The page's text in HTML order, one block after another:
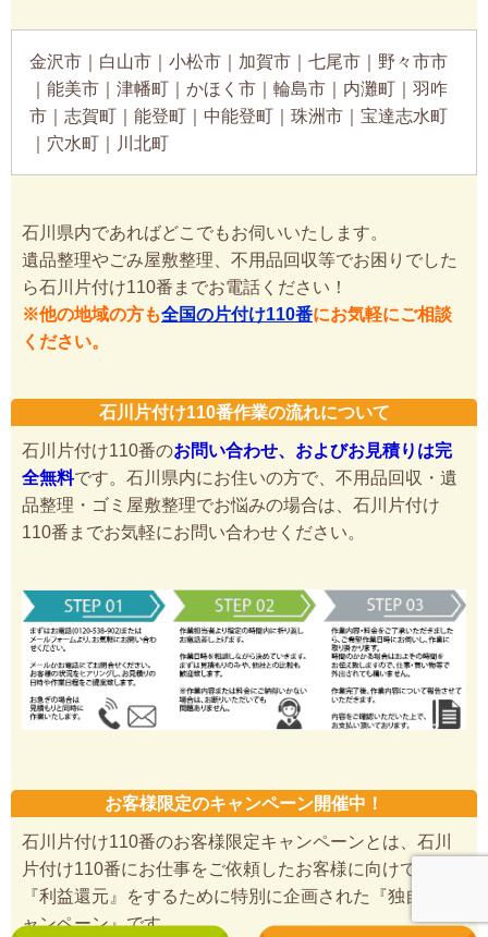
金沢市｜白山市｜小松市｜加賀市｜七尾市｜野々市市
｜能美市｜津幡町｜かほく市｜輪島市｜内灘町｜羽咋
市｜志賀町｜能登町｜中能登町｜珠洲市｜宝達志水町
｜穴水町｜川北町
石川県内であればどこでもお伺いいたします。
遺品整理やごみ屋敷整理、不用品回収等でお困りでした
ら石川片付け110番までお電話ください！
※他の地域の方も全国の片付け110番にお気軽にご相談
ください。
石川片付け110番作業の流れについて
石川片付け110番のお問い合わせ、およびお見積りは完
全無料です。石川県内にお住いの方で、不用品回収・遺
品整理・ゴミ屋敷整理でお悩みの場合は、石川片付け
110番までお気軽にお問い合わせください。
お客様限定のキャンペーン開催中！
石川片付け110番のお客様限定キャンペーンとは、石川
片付け110番にお仕事をご依頼したお客様に向けて、
『利益還元』をするために特別に企画された『独自のキ
ャンペーン』です。